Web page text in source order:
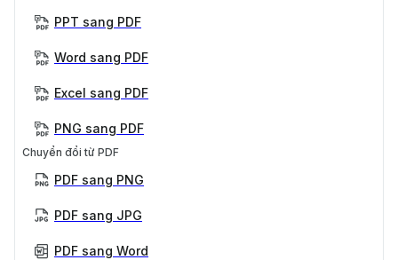
PPT sang PDF
Word sang PDF
Excel sang PDF
PNG sang PDF
Chuyển đổi từ PDF
PDF sang PNG
PDF sang JPG
PDF sang Word